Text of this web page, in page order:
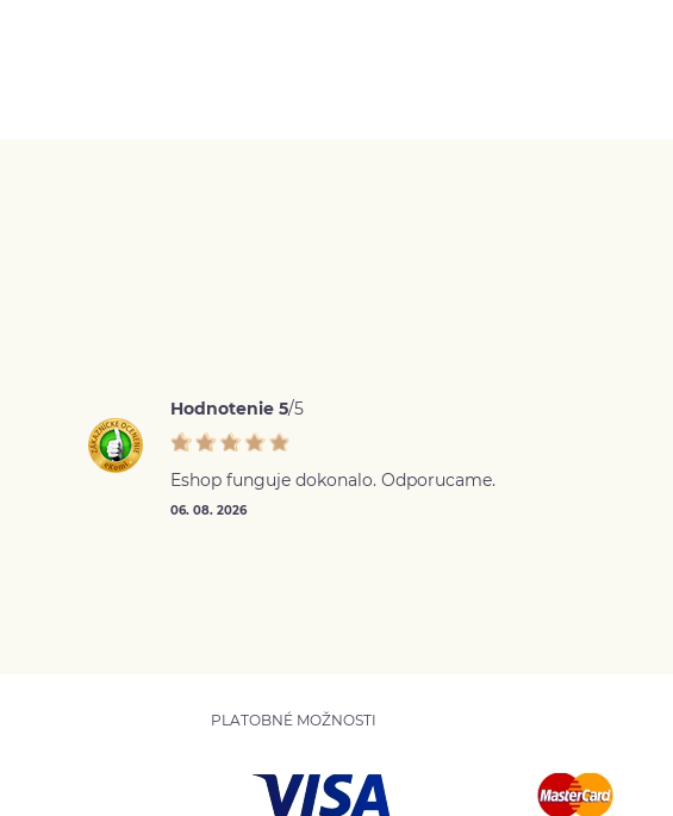
Hodnotenie 5/5
Eshop funguje dokonalo. Odporucame.
06. 08. 2026
PLATOBNÉ MOŽNOSTI